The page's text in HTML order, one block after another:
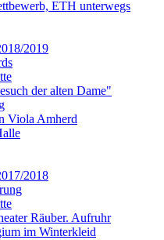
ETH unterwegs
2019
der alten Dame"
Viola Amherd
2018
Räuber. Aufruhr
im Winterkleid